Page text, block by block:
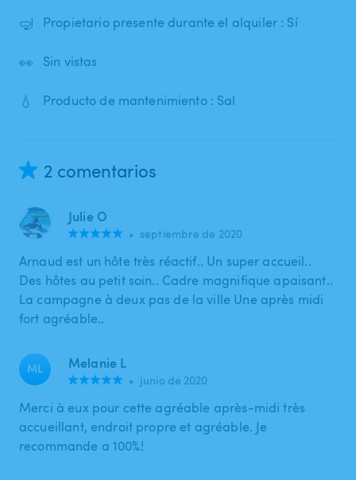
🤿 Propietario presente durante el alquiler : Sí
👀 Sin vistas
💧 Producto de mantenimiento : Sal
2 comentarios
Julie O
• septiembre de 2020
Arnaud est un hôte très réactif.. Un super accueil..
Des hôtes au petit soin.. Cadre magnifique apaisant..
La campagne à deux pas de la ville Une après midi
fort agréable..
ML Melanie L
• junio de 2020
Merci à eux pour cette agréable après-midi très
accueillant, endroit propre et agréable. Je
recommande a 100%!